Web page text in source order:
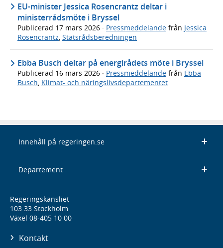
EU-minister Jessica Rosencrantz deltar i
ministerrådsmöte i Bryssel
Publicerad 17 mars 2026 · Pressmeddelande från Jessica
Rosencrantz Statsrådsberedningen
Ebba Busch deltar på energirådets möte i Bryssel
Publicerad 16 mars 2026 · Pressmeddelande från Ebba
Busch, Klimat- och näringslivsdepartementet
Innehåll på regeringen.se
Departement
Regeringskansliet
103 33 Stockholm
Växel 08-405 10 00
Kontakt